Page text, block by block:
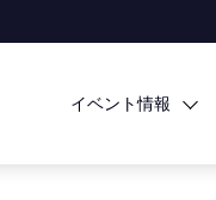
イベント情報